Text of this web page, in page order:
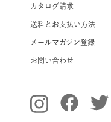
カタログ請求
送料とお支払い方法
メールマガジン登録
お問い合わせ